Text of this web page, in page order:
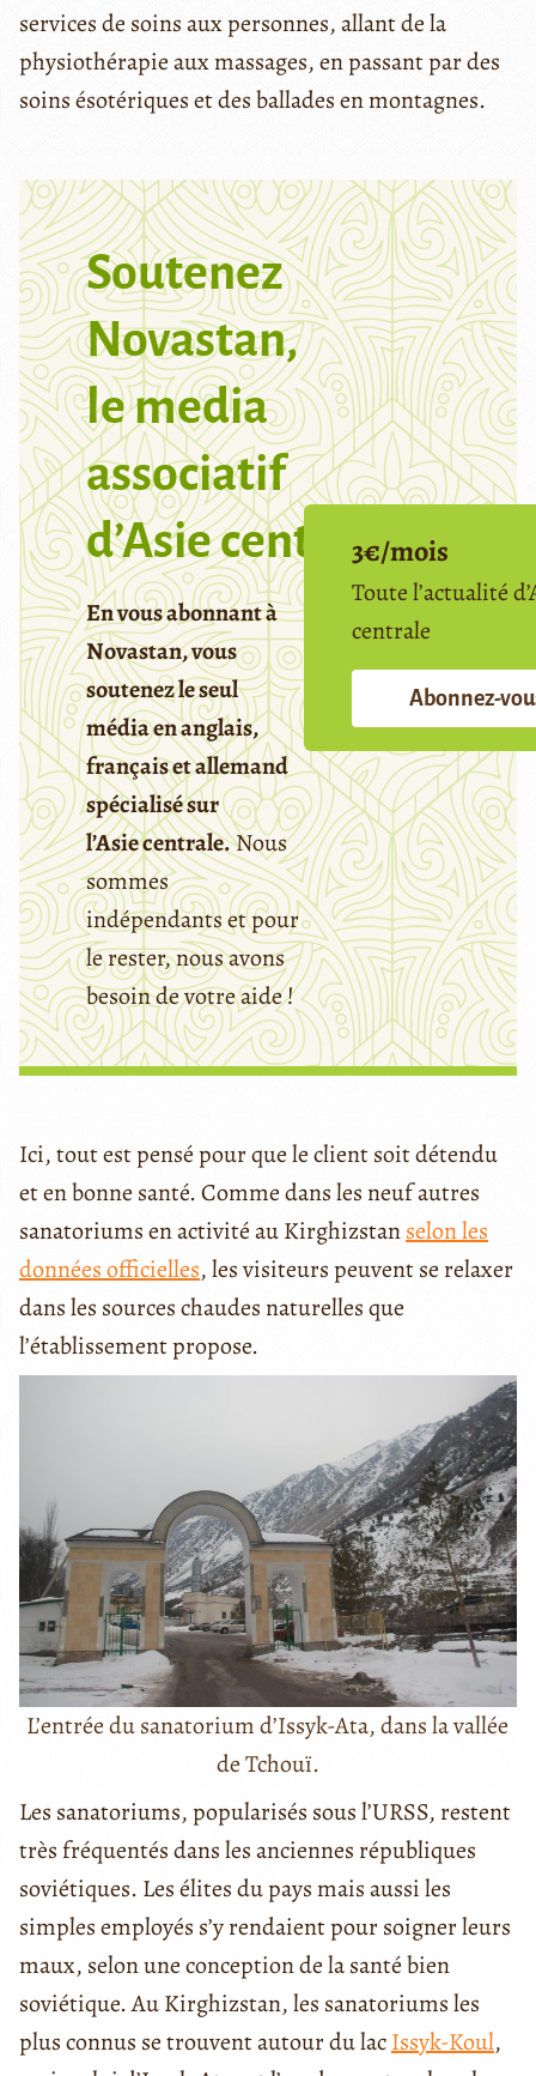
services de soins aux personnes, allant de la
physiothérapie aux massages, en passant par des
soins ésotériques et des ballades en montagnes.
Soutenez
Novastan,
le media
associatif
d’Asie centrale
En vous abonnant à
Novastan, vous
soutenez le seul
média en anglais,
français et allemand
spécialisé sur
l’Asie centrale.Nous
sommes
indépendants et pour
le rester, nous avons
besoin de votre aide !
3€/mois
Toute l’actualité
centrale
Abonnez-
Ici, tout est pensé pour que le client soit détendu
et en bonne santé. Comme dans les neuf autres
sanatoriums en activité au Kirghizstanselon les
données officielles, les visiteurs peuvent se relaxer
dans les sources chaudes naturelles que
l’établissement propose.
L’entrée du sanatorium d’Issyk-Ata, dans la vallée
de Tchouï.
Les sanatoriums, popularisés sous l’URSS, restent
très fréquentés dans les anciennes républiques
soviétiques. Les élites du pays mais aussi les
simples employés s’y rendaient pour soigner leurs
maux, selon une conception de la santé bien
soviétique. Au Kirghizstan, les sanatoriums les
plus connus se trouvent autour du lacIssyk-Koul,